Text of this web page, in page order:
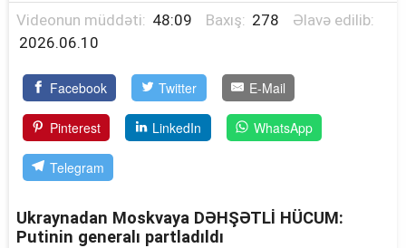
Videonun müddəti: 48:09 Baxış: 278
Əlavə edilib:
2026.06.10
Facebook Twitter E-Mail
Pinterest LinkedIn WhatsApp
Telegram
Ukraynadan Moskvaya DƏHŞƏTLİ HÜCUM:
Putinin generalı partladıldı